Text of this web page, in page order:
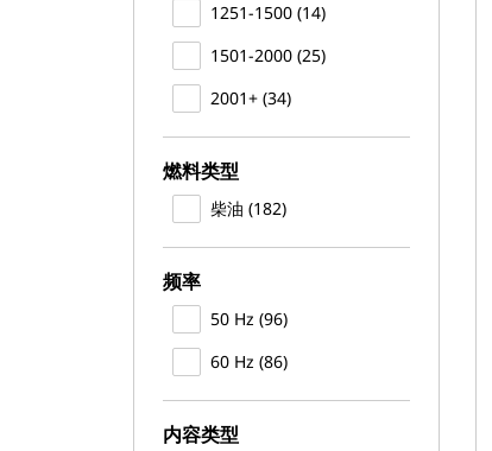
1251-1500 (14)
1501-2000 (25)
2001+ (34)
燃料类型
柴油 (182)
频率
50 Hz (96)
60 Hz (86)
内容类型